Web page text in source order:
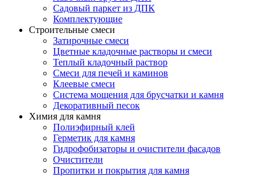
Садовый паркет из ДПК
Комплектующие
Строительные смеси
Затирочные смеси
Цветные кладочные растворы и смеси
Теплый кладочный раствор
Смеси для печей и каминов
Клеевые смеси
Система мощения для брусчатки и камня
Декоративный песок
Химия для камня
Полиэфирный клей
Герметик для камня
Гидрофобизаторы и очистители фасадов
Очистители
Пропитки и покрытия для камня